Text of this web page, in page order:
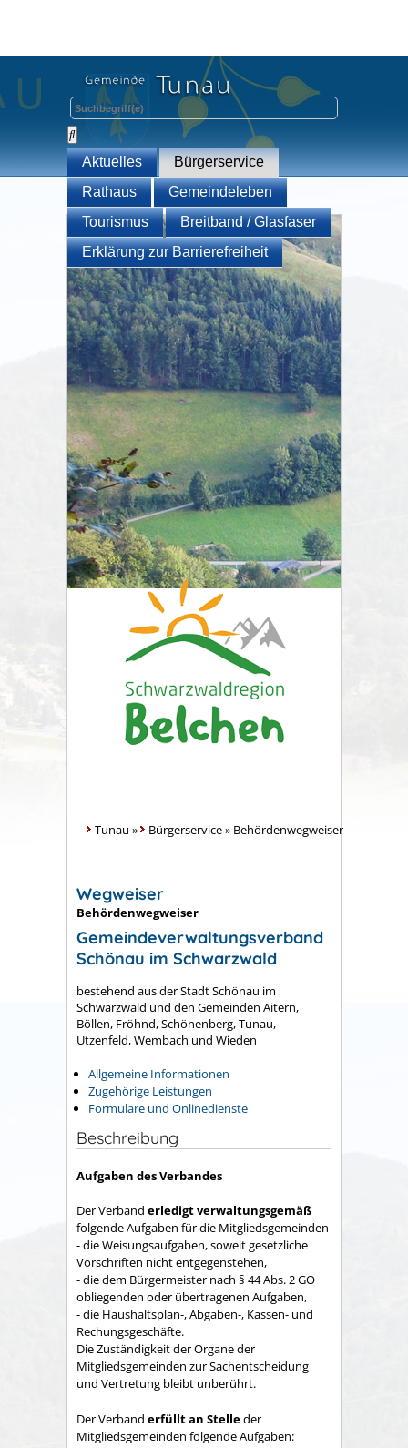
Aktuelles
Bürgerservice
Rathaus
Gemeindeleben
Tourismus
Breitband / Glasfaser
Erklärung zur Barrierefreiheit
Tunau » Bürgerservice» Behördenwegweiser
Wegweiser
Behördenwegweiser
Gemeindeverwaltungsverband
Schönau im Schwarzwald
bestehend aus der Stadt Schönau im
Schwarzwald und den Gemeinden Aitern,
Böllen, Fröhnd, Schönenberg, Tunau,
Utzenfeld, Wembach und Wieden
Allgemeine Informationen
Zugehörige Leistungen
Formulare und Onlinedienste
Beschreibung
Aufgaben des Verbandes
Der Verband erledigt verwaltungsgemäß
folgende Aufgaben für die Mitgliedsgemeinden
- die Weisungsaufgaben, soweit gesetzliche
Vorschriften nicht entgegenstehen,
- die dem Bürgermeister nach § 44 Abs. 2 GO
obliegenden oder übertragenen Aufgaben,
- die Haushaltsplan-, Abgaben-, Kassen- und
Rechungs­geschäfte.
Die Zuständigkeit der Organe der
Mitgliedsgemeinden zur Sachent­scheidung
und Vertretung bleibt unberührt.
Der Verband erfüllt an Stelleder
Mitgliedsgemeinden folgende Aufgaben: